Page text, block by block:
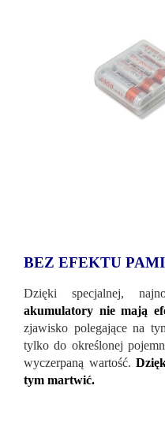
BEZ EFEKTU
Dzięki specjalnej,
akumulatory nie mają
zjawisko polegające na
tylko do określonej
wyczerpaną wartość.
tym martwić.